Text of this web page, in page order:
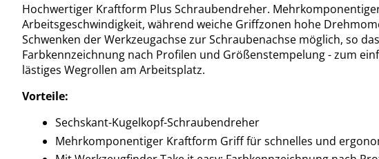
Hochwertiger Kraftform Plus Schraubendreher.
Arbeitsgeschwindigkeit, während weiche Griffzonen hohe
Schwenken der Werkzeugachse zur Schraubenachse möglich, so
Farbkennzeichnung nach Profilen und Größenstempelung - zum
lästiges Wegrollen am Arbeitsplatz.
Vorteile:
Sechskant-Kugelkopf-Schraubendreher
Mehrkomponentiger Kraftform Griff für schnelles und